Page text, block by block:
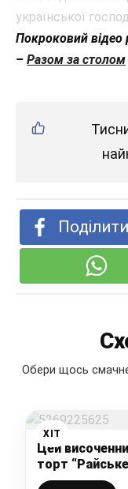
Покроковий відео
– Разом за столом
Обери щось
ХІТ
Цей
торт
просто тане в